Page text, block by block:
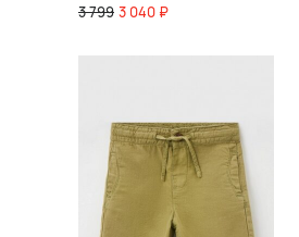
3 799 3 040 ₽